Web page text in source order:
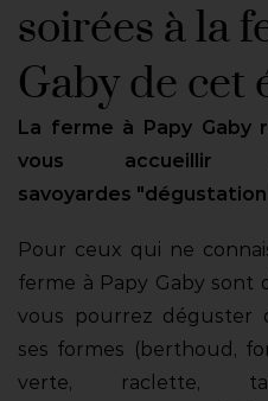
soirées à la
Gaby de cet
La ferme à Papy Gaby
vous
savoyardes
Pour ceux qui ne
ferme à Papy Gaby sont
vous pourrez déguster
ses formes (berthoud,
verte, raclette,